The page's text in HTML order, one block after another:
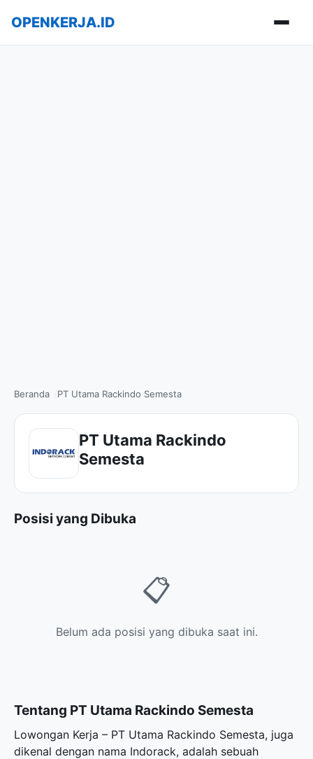
OPENKERJA.ID
Beranda PT Utama Rackindo Semesta
PT Utama Rackindo
Semesta
Posisi yang Dibuka
📋
Belum ada posisi yang dibuka saat ini.
Tentang PT Utama Rackindo Semesta
Lowongan Kerja – PT Utama Rackindo Semesta, juga
dikenal dengan nama Indorack, adalah sebuah